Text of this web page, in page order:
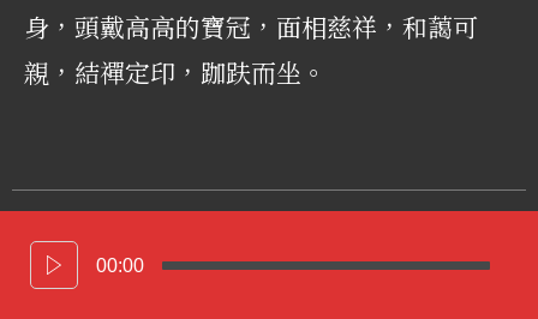
身，頭戴高高的寶冠，面相慈祥，和藹可
親，結禪定印，跏趺而坐。
00:00